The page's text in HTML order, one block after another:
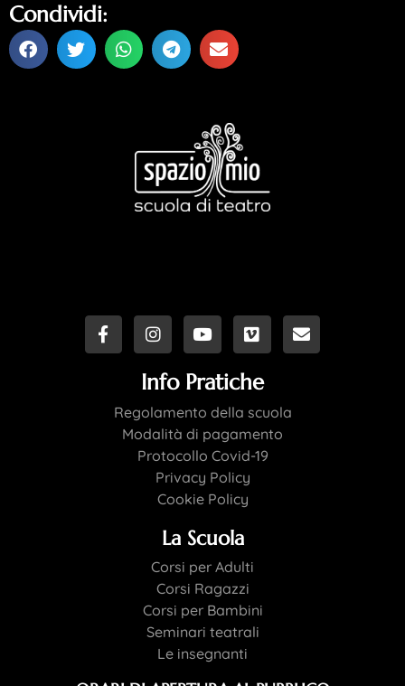
Condividi:
Info Pratiche
Regolamento della scuola
Modalità di pagamento
Protocollo Covid-19
Privacy Policy
Cookie Policy
La Scuola
Corsi per Adulti
Corsi Ragazzi
Corsi per Bambini
Seminari teatrali
Le insegnanti